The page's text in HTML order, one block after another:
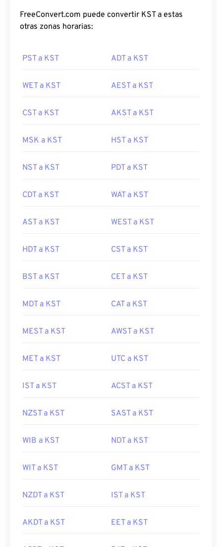
FreeConvert.com puede convertir KST a estas
otras zonas horarias:
PST a KST ADT a KST
WET a KST AEST a KST
CST a KST AKST a KST
MSK a KST HST a KST
NST a KST PDT a KST
CDT a KST WAT a KST
AST a KST WEST a KST
HDT a KST CST a KST
BST a KST CET a KST
MDT a KST CAT a KST
MEST a KST AWST a KST
MET a KST UTC a KST
IST a KST ACST a KST
NZST a KST SAST a KST
WIB a KST NDT a KST
WIT a KST GMT a KST
NZDT a KST IST a KST
AKDT a KST EET a KST